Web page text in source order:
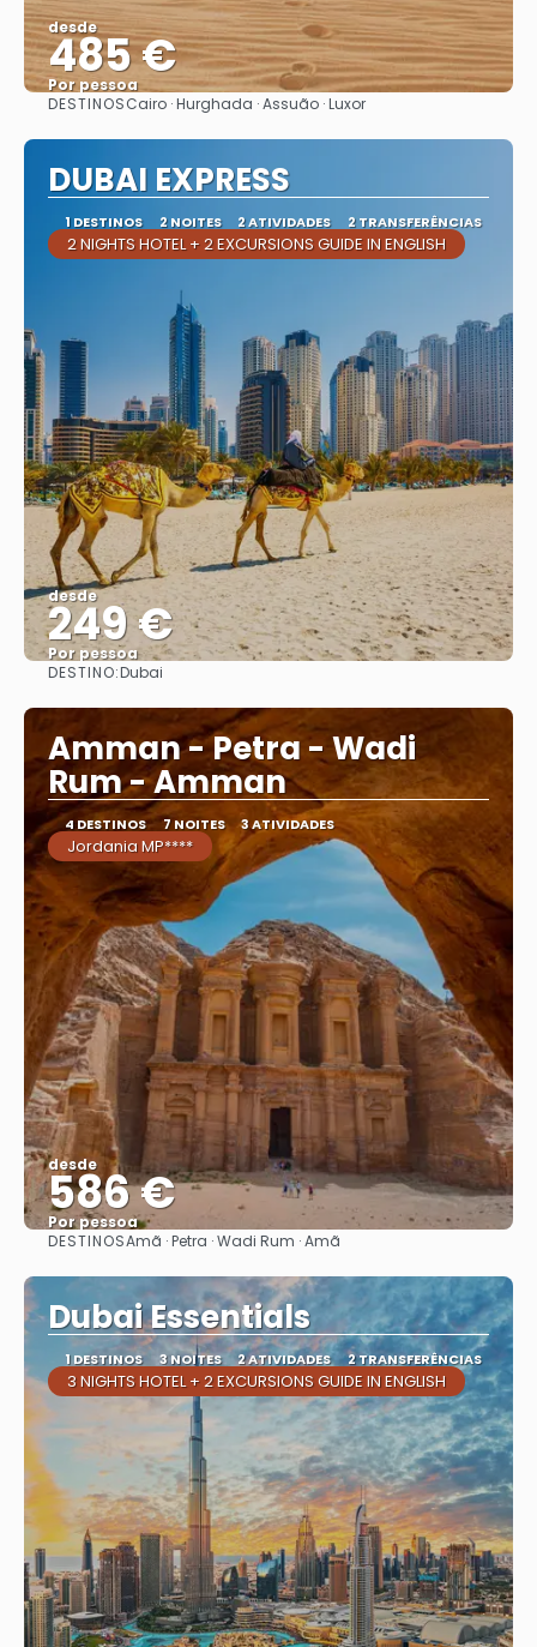
desde
485 €
Por pessoa
Vejo
DESTINOSCairo · Hurghada · Assuão · Luxor
DUBAI EXPRESS
1 DESTINOS 2 NOITES 2 ATIVIDADES 2 TRANSFERÊNCIAS
2 NIGHTS HOTEL + 2 EXCURSIONS GUIDE IN ENGLISH
desde
249 €
Por pessoa
DESTINO:Dubai
Amman - Petra - Wadi
Rum - Amman
4 DESTINOS 7 NOITES 3 ATIVIDADES
Jordania MP****
desde
586 €
Por pessoa
Vejo
DESTINOSAmã · Petra · Wadi Rum · Amã
Dubai Essentials
1 DESTINOS 3 NOITES 2 ATIVIDADES 2 TRANSFERÊNCIAS
3 NIGHTS HOTEL + 2 EXCURSIONS GUIDE IN ENGLISH